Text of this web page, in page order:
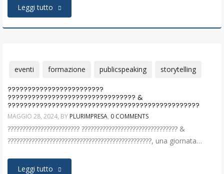
Leggi tutto
eventi formazione publicspeaking storytelling
????????????????????????
???????????????????????????????? &
????????????????????????????????????????????????
MAGGIO 28, 2024, BY PLURIMPRESA, 0 COMMENTS
???????????????????????? ???????????????????????????????? &
????????????????????????????????????????????????, una giornata…
Leggi tutto